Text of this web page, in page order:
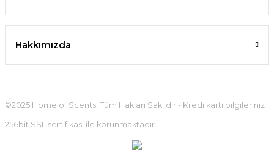
Hakkımızda
©2025 Home of Scents, Tüm Hakları Saklıdır - Kredi kartı bilgileriniz
256bit SSL sertifikası ile korunmaktadır.